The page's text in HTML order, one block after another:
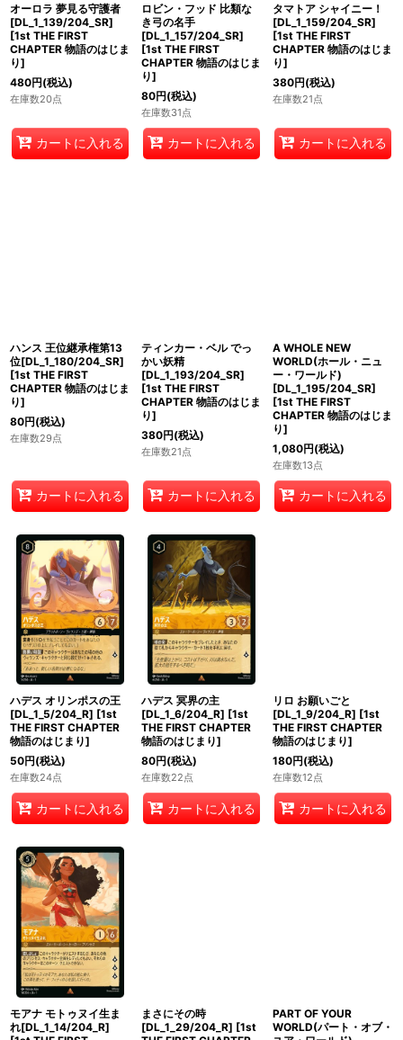
オーロラ 夢見る守護者
[DL_1_139/204_SR]
[1st THE FIRST
CHAPTER 物語のはじま
り]
480円(税込)
在庫数20点
カートに入れる
ロビン・フッド 比類な
き弓の名手
[DL_1_157/204_SR]
[1st THE FIRST
CHAPTER 物語のはじま
り]
80円(税込)
在庫数31点
カートに入れる
タマトア シャイニー！
[DL_1_159/204_SR]
[1st THE FIRST
CHAPTER 物語のはじま
り]
380円(税込)
在庫数21点
カートに入れる
ハンス 王位継承権第13
位[DL_1_180/204_SR]
[1st THE FIRST
CHAPTER 物語のはじま
り]
80円(税込)
在庫数29点
カートに入れる
ティンカー・ベル でっ
かい妖精
[DL_1_193/204_SR]
[1st THE FIRST
CHAPTER 物語のはじま
り]
380円(税込)
在庫数21点
カートに入れる
A WHOLE NEW
WORLD(ホール・ニュ
ー・ワールド)
[DL_1_195/204_SR]
[1st THE FIRST
CHAPTER 物語のはじま
り]
1,080円(税込)
在庫数13点
カートに入れる
ハデス オリンポスの王
[DL_1_5/204_R] [1st
THE FIRST CHAPTER
物語のはじまり]
50円 (税込)
在庫数24点
カートに入れる
ハデス 冥界の主
[DL_1_6/204_R] [1st
THE FIRST CHAPTER
物語のはじまり]
80円 (税込)
在庫数22点
カートに入れる
リロ お願いごと
[DL_1_9/204_R] [1st
THE FIRST CHAPTER
物語のはじまり]
180円 (税込)
在庫数12点
カートに入れる
モアナ モトゥヌイ生ま
れ[DL_1_14/204_R]
まさにその時
[DL_1_29/204_R] [1st
PART OF YOUR
WORLD(パート・オブ・